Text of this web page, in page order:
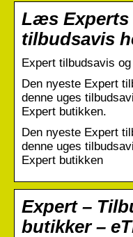
Læs Experts
tilbudsavis
Expert tilbudsavis
Den nyeste Expert
denne uges
Expert butikken.
Den nyeste Expert
denne uges
Expert butikken
Expert –
butikker –